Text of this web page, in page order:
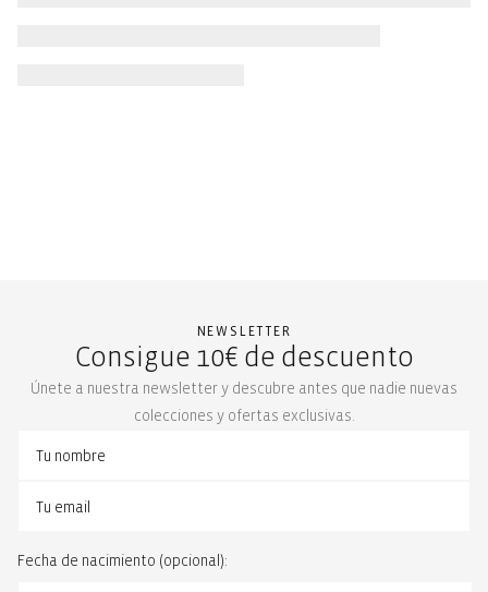
NEWSLETTER
Consigue 10€ de descuento
Únete a nuestra newsletter y descubre antes que nadie nuevas
colecciones y ofertas exclusivas.
Fecha de nacimiento (opcional):